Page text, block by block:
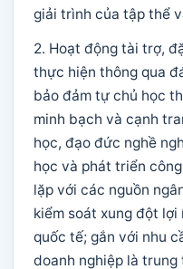
giải trình của tập thể
2. Hoạt động tài trợ,
thực hiện thông qua
bảo đảm tự chủ học
minh bạch và cạnh
học, đạo đức nghề
học và phát triển
lặp với các nguồn
kiểm soát xung đột
quốc tế; gắn với nhu
doanh nghiệp là trung